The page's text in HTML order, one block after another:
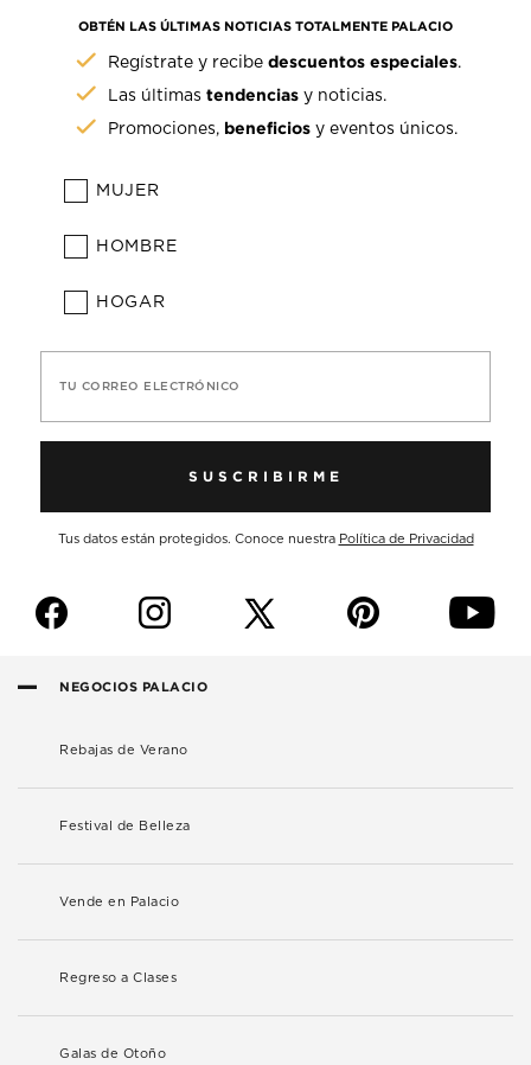
OBTÉN LAS ÚLTIMAS NOTICIAS TOTALMENTE PALACIO
Regístrate y recibedescuentos especiales.
Las últimastendencias y noticias.
Promociones, beneficios y eventos únicos.
MUJER
HOMBRE
HOGAR
TU CORREO ELECTRÓNICO
SUSCRIBIRME
Tus datos están protegidos. Conoce nuestra Política de Privacidad
f i p y
NEGOCIOS PALACIO
Rebajas de Verano
Festival de Belleza
Vende en Palacio
Regreso a Clases
Galas de Otoño